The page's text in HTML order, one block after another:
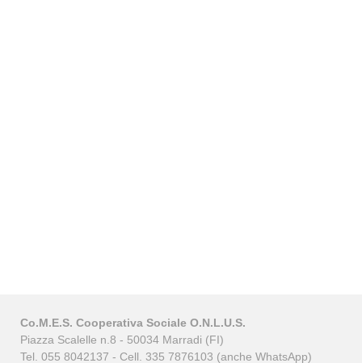
Co.M.E.S. Cooperativa Sociale O.N.L.U.S.
Piazza Scalelle n.8 - 50034 Marradi (FI)
Tel. 055 8042137 - Cell. 335 7876103 (anche WhatsApp)